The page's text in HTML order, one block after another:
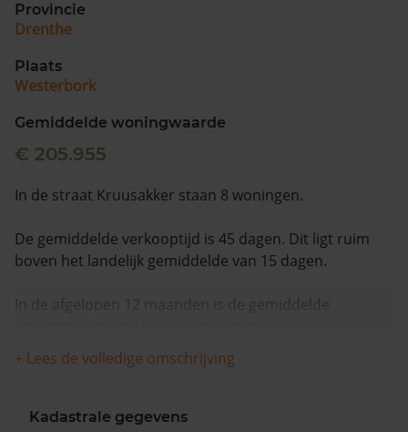
Provincie
Drenthe
Plaats
Westerbork
Gemiddelde woningwaarde
€ 205.955
In de straat Kruusakker staan 8 woningen.
De gemiddelde verkooptijd is 45 dagen. Dit ligt ruim
boven het landelijk gemiddelde van 15 dagen.
In de afgelopen 12 maanden is de gemiddelde
+ Lees de volledige omschrijving
Kadastrale gegevens